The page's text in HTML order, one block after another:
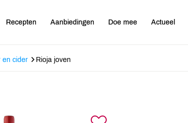
Recepten Aanbiedingen Doe mee Actueel
en cider Rioja joven